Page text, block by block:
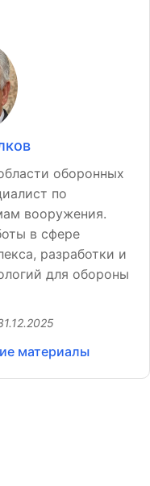
оборонных
по
вооружения.
в сфере
разработки и
для обороны
материалы